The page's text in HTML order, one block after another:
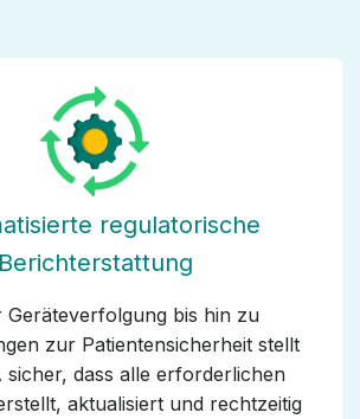
regulatorische
Berichterstattung
Geräteverfolgung bis hin zu
zur Patientensicherheit stellt
sicher, dass alle erforderlichen
aktualisiert und rechtzeitig